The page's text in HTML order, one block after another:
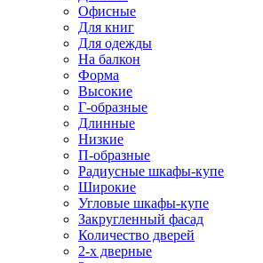
Офисные
Для книг
Для одежды
На балкон
Форма
Высокие
Г-образные
Длинные
Низкие
П-образные
Радиусные шкафы-купе
Широкие
Угловые шкафы-купе
Закругленный фасад
Количество дверей
2-х дверные